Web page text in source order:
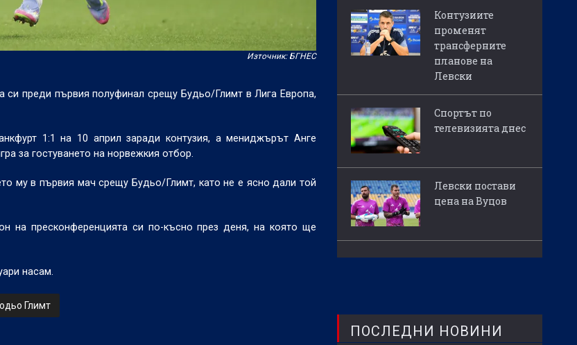
Източник: БГНЕС
си преди първия полуфинал срещу Будьо/Глимт в Лига Европа,
1:1 на 10 април заради контузия, а мениджърът Анге
за гостуването на норвежкия отбор.
му в първия мач срещу Будьо/Глимт, като не е ясно дали той
на пресконференцията си по-късно през деня, на която ще
насам.
Глимт
Контузиите
променят
трансферните
планове на
Левски
Спортът по
телевизията днес
Левски постави
цена на Вуцов
ПОСЛЕДНИ НОВИНИ